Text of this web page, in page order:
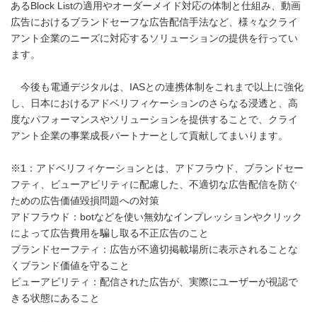
あるBlock Listの適用やオーダーメイド対応の体制と仕組み、動画
広告におけるブランドセーフな広告配信手法など、様々なクライ
アント企業のニーズに対応するソリューションの提供を行ってい
ます。
今後も電通デジタルは、IASとの連携体制をこれまで以上に強化
し、日本におけるアドベリフィケーションのさらなる浸透と、高
度なパフォーマンスやソリューションを提供することで、クライ
アント企業の事業成長パートナーとして貢献してまいります。
※1：アドベリフィケーションとは、アドフラウド、ブランドセー
フティ、ビューアビリティに配慮した、不適切な広告配信を防ぐ
ための広告価値毀損問題への対策
アドフラウド：botなどを使い無効なインプレッションやクリック
によって広告費用を騙し取る不正広告のこと
ブランドセーフティ：広告が不適切掲載場所に表示されることな
くブランド価値を守ること
ビューアビリティ：配信された広告が、実際にユーザーが視認で
きる状態にあること